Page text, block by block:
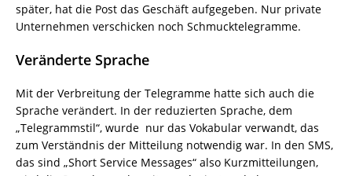
später, hat die Post das Geschäft aufgegeben. Nur private
Unternehmen verschicken noch Schmucktelegramme.
Veränderte Sprache
Mit der Verbreitung der Telegramme hatte sich auch die
Sprache verändert. In der reduzierten Sprache, dem
„Telegrammstil“, wurde nur das Vokabular verwandt, das
zum Verständnis der Mitteilung notwendig war. In den SMS,
das sind „Short Service Messages“ also Kurzmitteilungen,